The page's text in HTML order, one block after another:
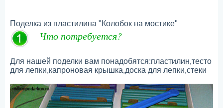
Поделка из пластилина "Колобок на мостике"
Что потребуется?
Для нашей поделки вам понадобятся:пластилин,тесто
для лепки,капроновая крышка,доска для лепки,стеки